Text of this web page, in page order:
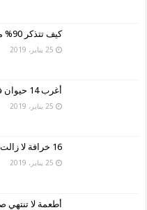
كيف تتذكر 90% من كل شيء تتعلمه ؟
25 يناير، 2019
أغرب 14 حيوان في العالم !
25 يناير، 2019
16 خرافة لا زالت تتداول في مجتمعنا وتواجهنا دائما !
25 يناير، 2019
أطعمة لا تنتهي